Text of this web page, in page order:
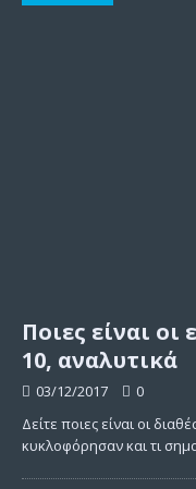
Ποιες είναι
10, αναλυτικά
03/12/2017
0
Δείτε ποιες είναι οι
κυκλοφόρησαν και τι